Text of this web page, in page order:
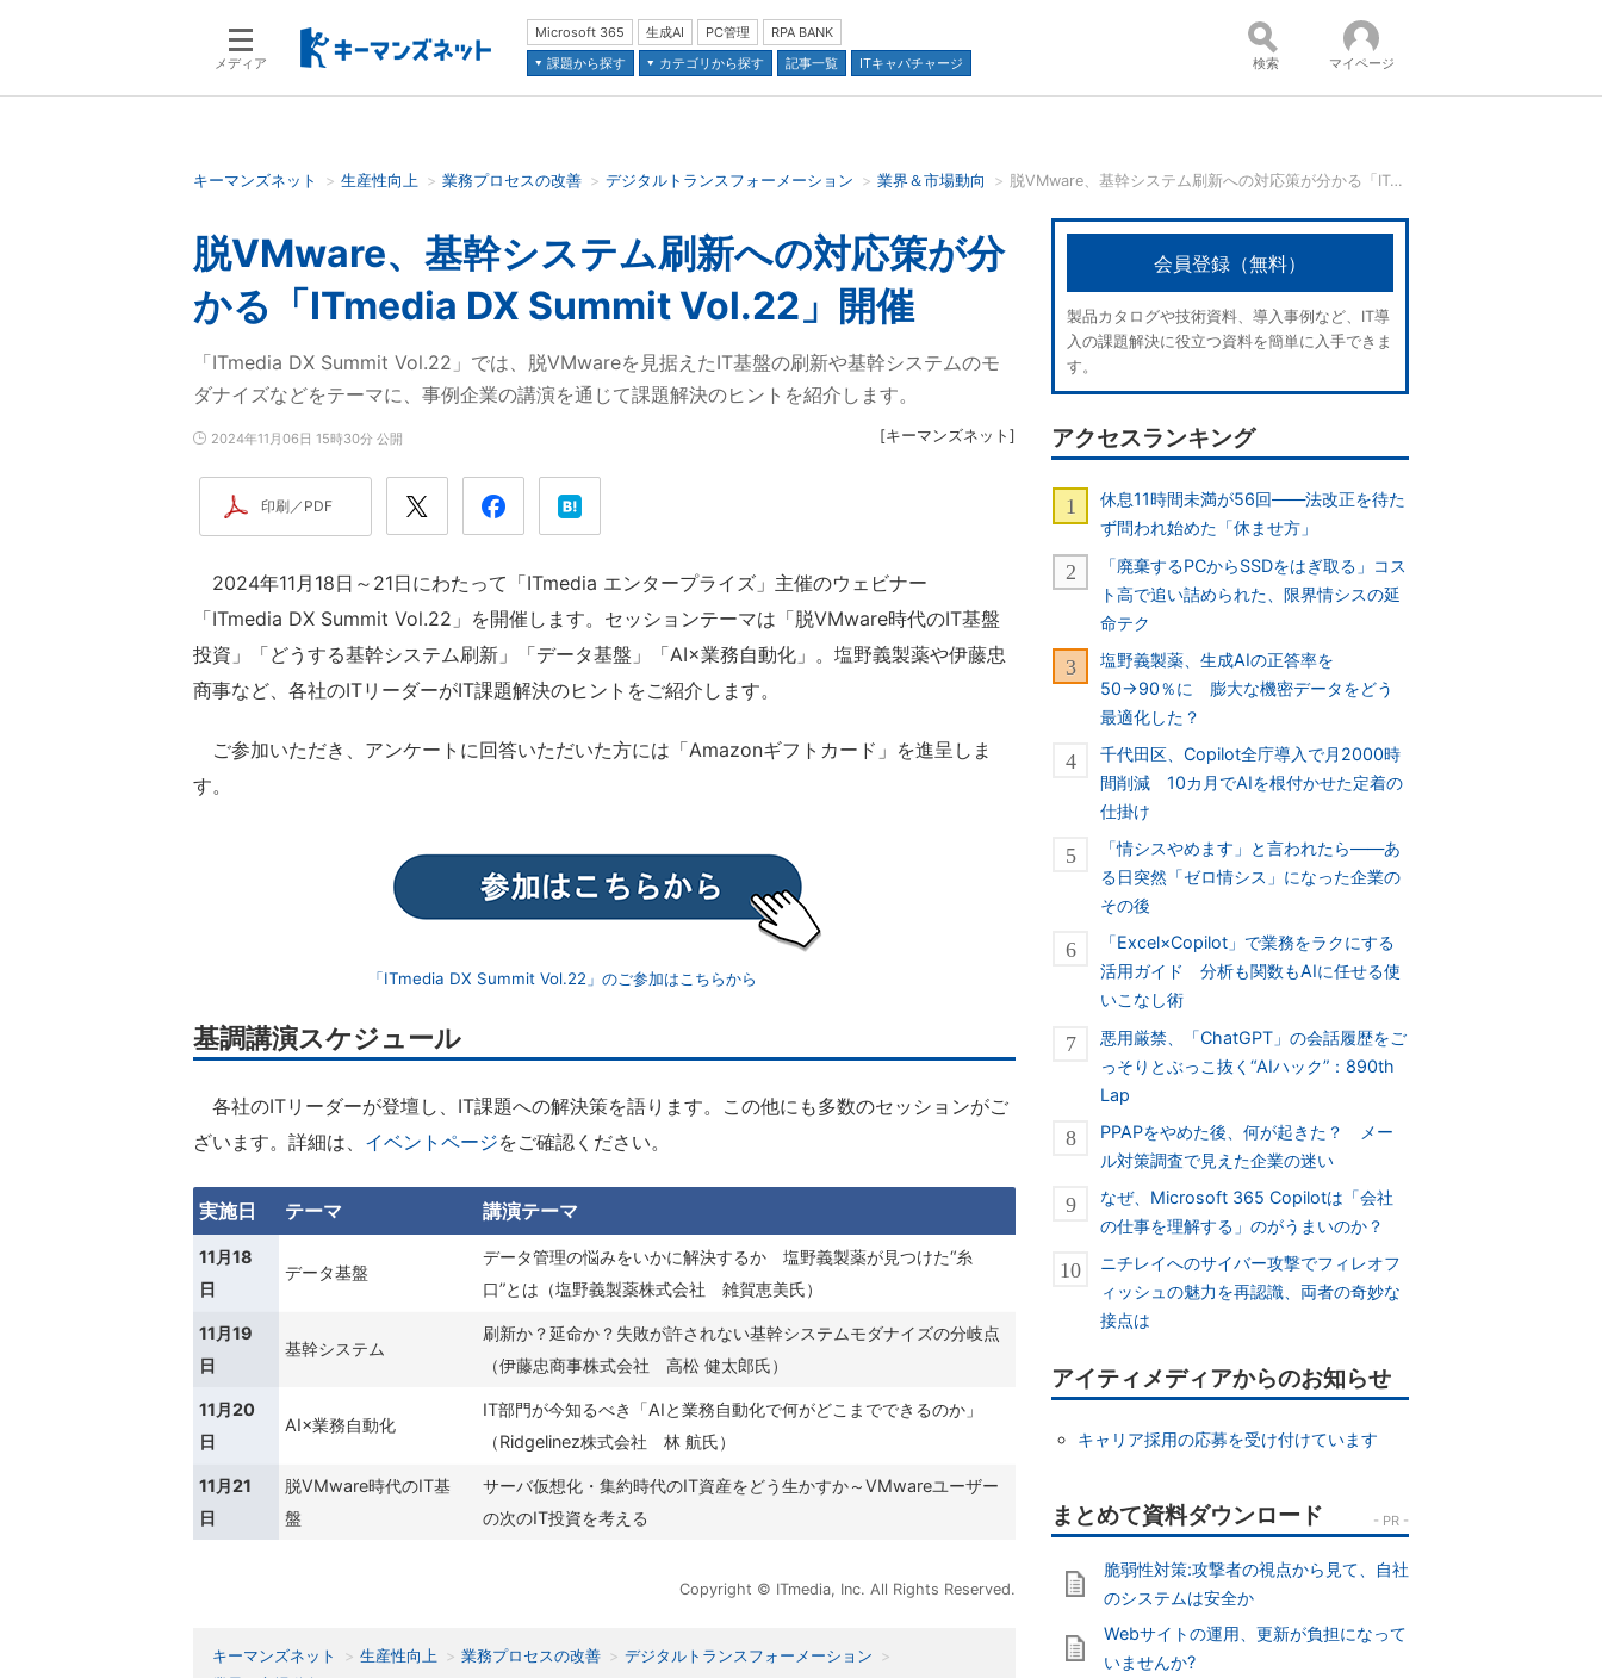
メディア
Microsoft 365 生成AI PC管理
RPA BANK
課題から探す
カテゴリから探す 記事一覧 ITキャパチャージ
検索語を入力してください コンテンツ：
並び順：
検索 マイページ
キーマンズネット 生産性向上 業務プロセスの改善 デジタルトランスフォーメーション 業界＆市場動向 脱VMware、基幹システム刷新への対応策が分かる「ITmedia DX Summit Vol.22」開催
脱VMware、基幹システム刷新への対応策が分
かる「ITmedia DX Summit Vol.22」開催
「ITmedia DX Summit Vol.22」では、脱VMwareを見据えたIT基盤の刷新や基幹システムのモ
ダナイズなどをテーマに、事例企業の講演を通じて課題解決のヒントを紹介します。
2024年11月06日 15時30分 公開 [キーマンズネット ]
印刷／PDF
2024年11月18日～21日にわたって「ITmedia エンタープライズ」主催のウェビナー
「ITmedia DX Summit Vol.22」を開催します。セッションテーマは「脱VMware時代のIT基盤
投資」「どうする基幹システム刷新」「データ基盤」「AI×業務自動化」。塩野義製薬や伊藤忠
商事など、各社のITリーダーがIT課題解決のヒントをご紹介します。
ご参加いただき、アンケートに回答いただいた方には「Amazonギフトカード」を進呈しま
す。
「ITmedia DX Summit Vol.22」のご参加はこちらから
基調講演スケジュール
各社のITリーダーが登壇し、IT課題への解決策を語ります。この他にも多数のセッションがご
ざいます。詳細は、 イベントページをご確認ください。
実施日 テーマ 講演テーマ
11月18
日
データ基盤
データ管理の悩みをいかに解決するか 塩野義製薬が見つけた“糸
口”とは（塩野義製薬株式会社 雑賀恵美氏）
11月19
日
基幹システム
刷新か？延命か？失敗が許されない基幹システムモダナイズの分岐点
（伊藤忠商事株式会社 高松 健太郎氏）
11月20
日
AI×業務自動化
IT部門が今知るべき「AIと業務自動化で何がどこまでできるのか」
（Ridgelinez株式会社 林 航氏）
11月21
日
脱VMware時代のIT基
盤
サーバ仮想化・集約時代のIT資産をどう生かすか～VMwareユーザー
の次のIT投資を考える
Copyright © ITmedia, Inc. All Rights Reserved.
キーマンズネット 生産性向上 業務プロセスの改善
デジタルトランスフォーメーション
会員登録（無料）
製品カタログや技術資料、導入事例など、IT導
入の課題解決に役立つ資料を簡単に入手できま
す。
アクセスランキング
休息11時間未満が56回――法改正を待た
ず問われ始めた「休ませ方」
「廃棄するPCからSSDをはぎ取る」コス
ト高で追い詰められた、限界情シスの延
命テク
塩野義製薬、生成AIの正答率を
50→90％に 膨大な機密データをどう
最適化した？
千代田区、Copilot全庁導入で月2000時
間削減 10カ月でAIを根付かせた定着の
仕掛け
「情シスやめます」と言われたら――あ
る日突然「ゼロ情シス」になった企業の
その後
「Excel×Copilot」で業務をラクにする
活用ガイド 分析も関数もAIに任せる使
いこなし術
悪用厳禁、「ChatGPT」の会話履歴をご
っそりとぶっこ抜く“AIハック”：890th
Lap
PPAPをやめた後、何が起きた？ メー
ル対策調査で見えた企業の迷い
なぜ、Microsoft 365 Copilotは「会社
の仕事を理解する」のがうまいのか？
ニチレイへのサイバー攻撃でフィレオフ
ィッシュの魅力を再認識、両者の奇妙な
接点は
アイティメディアからのお知らせ
キャリア採用の応募を受け付けています
脆弱性対策:攻撃者の視点から見て、自社
のシステムは安全か
Webサイトの運用、更新が負担になって
いませんか?